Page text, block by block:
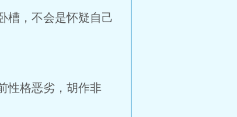
槽，不会是怀疑自己
性格恶劣，胡作非